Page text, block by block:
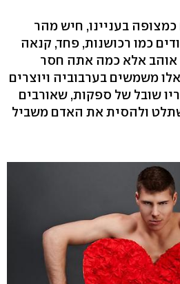
בעניינו, חיש מהר
כמו רכושנות, פחד, קנאה
אלא כמה אתה חסר
משמשים בערבוביה ויוצרים
שובל של ספקות, שאורבים
ולהסית את האדם משביל